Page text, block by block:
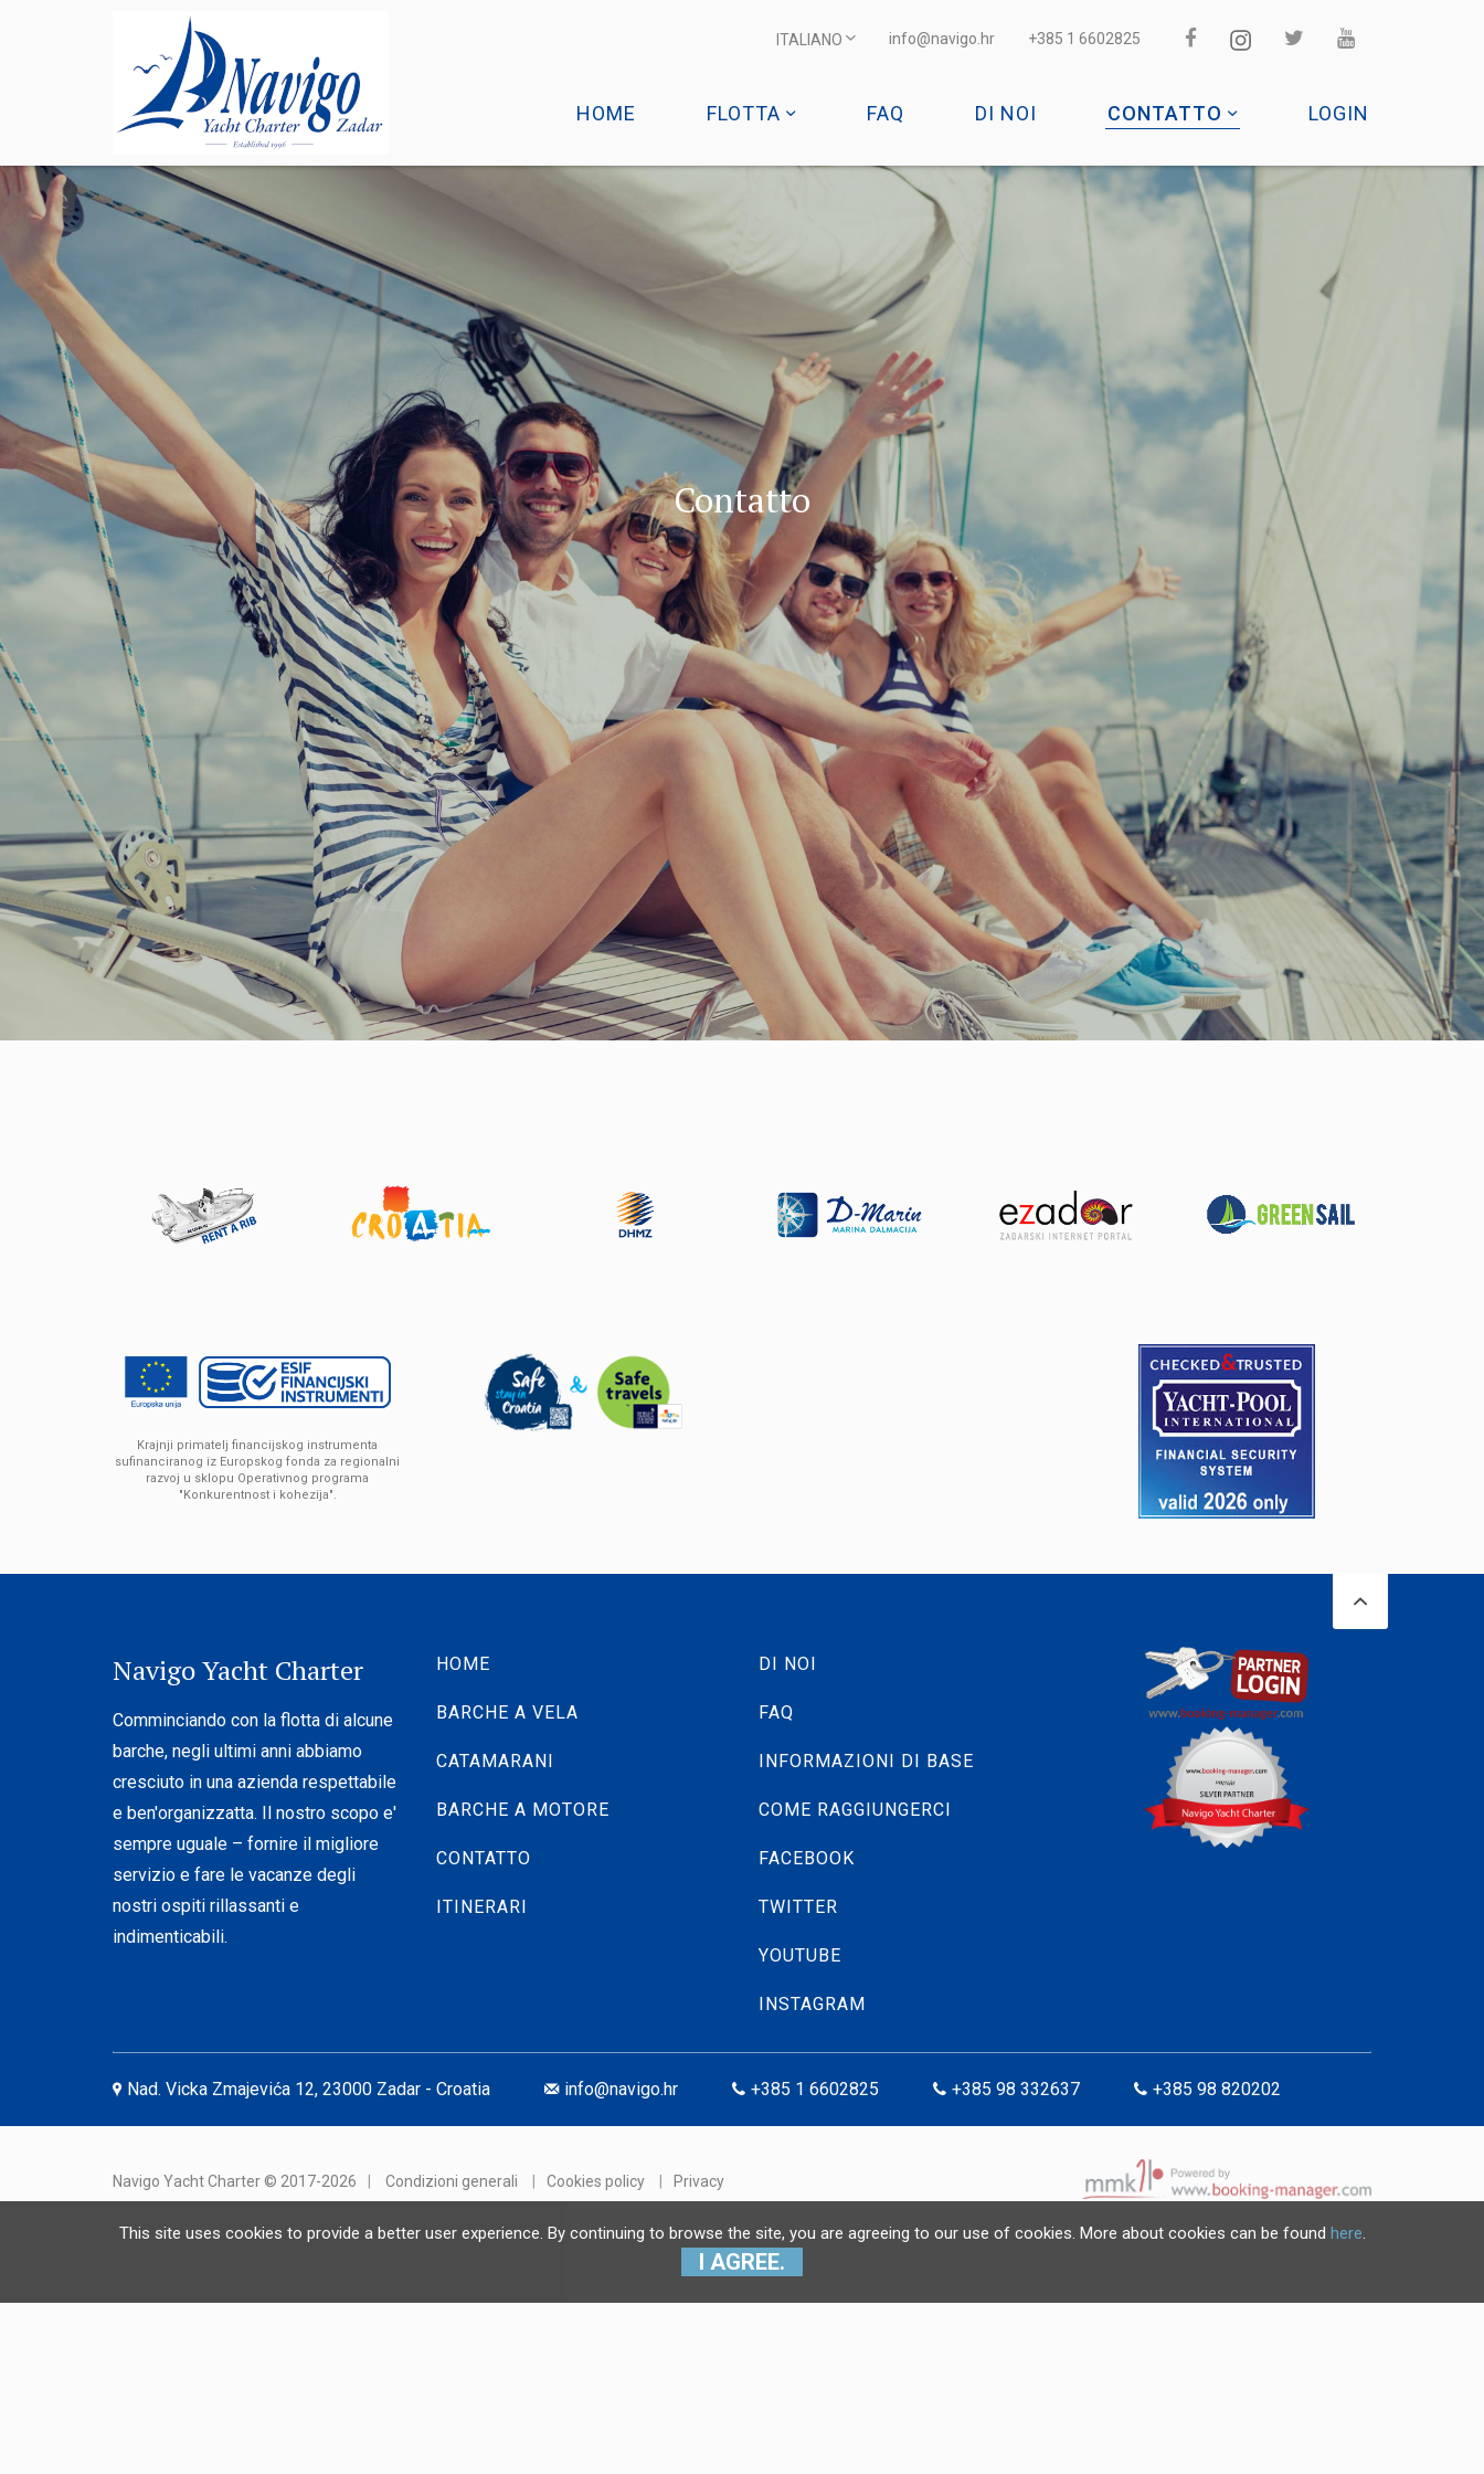
ITALIANO info@navigo.hr +385 1 6602825
HOME FLOTTA FAQ DI NOI CONTATTO LOGIN
Contatto
Krajnji primatelj financijskog instrumenta
sufinanciranog iz Europskog fonda za regionalni
razvoj u sklopu Operativnog programa
"Konkurentnost i kohezija".
Navigo Yacht Charter
Comminciando con la flotta di alcune
barche, negli ultimi anni abbiamo
cresciuto in una azienda respettabile
e ben'organizzatta. Il nostro scopo e'
sempre uguale – fornire il migliore
servizio e fare le vacanze degli
nostri ospiti rillassanti e
indimenticabili.
HOME
BARCHE A VELA
CATAMARANI
BARCHE A MOTORE
CONTATTO
ITINERARI
DI NOI
FAQ
INFORMAZIONI DI BASE
COME RAGGIUNGERCI
FACEBOOK
TWITTER
YOUTUBE
INSTAGRAM
Nad. Vicka Zmajevića 12, 23000 Zadar - Croatia info@navigo.hr +385 1 6602825 +385 98 332637 +385 98 820202
Navigo Yacht Charter © 2017-2026 | Condizioni generali | Cookies policy | Privacy
This site uses cookies to provide a better user experience. By continuing to browse the site, you are agreeing to our use of cookies. More about cookies can be found here.
I AGREE.